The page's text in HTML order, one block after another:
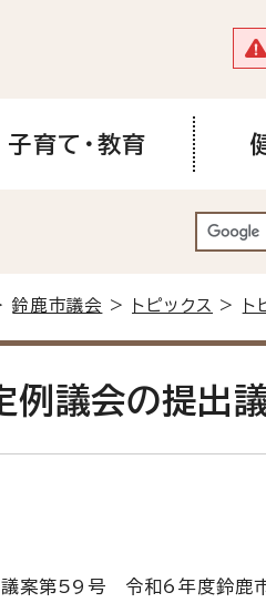
子育て・教育
鈴鹿市議会 > トピックス >
議会の提出
議案第59号 令和6年度鈴鹿